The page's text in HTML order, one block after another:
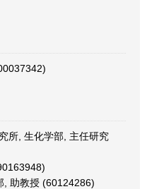
所, 生化学部, 主任研究
, 助教授 (60124286)